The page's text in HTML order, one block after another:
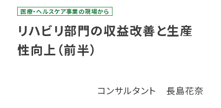
医療・ヘルスケア事業の現場から
リハビリ部門の収益改善と生産
性向上（前半）
コンサルタント 長島花奈